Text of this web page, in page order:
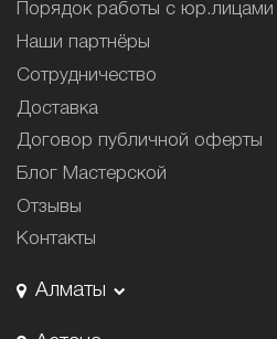
Порядок работы с юр.лицами
Наши партнёры
Сотрудничество
Доставка
Договор публичной оферты
Блог Мастерской
Отзывы
Контакты
Алматы